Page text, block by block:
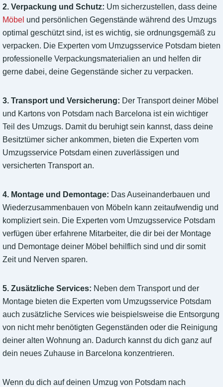
2. Verpackung und Schutz: Um sicherzustellen, dass deine
Möbel und persönlichen Gegenstände während des Umzugs
optimal geschützt sind, ist es wichtig, sie ordnungsgemäß zu
verpacken. Die Experten vom Umzugsservice Potsdam bieten
professionelle Verpackungsmaterialien an und helfen dir
gerne dabei, deine Gegenstände sicher zu verpacken.
3. Transport und Versicherung: Der Transport deiner Möbel
und Kartons von Potsdam nach Barcelona ist ein wichtiger
Teil des Umzugs. Damit du beruhigt sein kannst, dass deine
Besitztümer sicher ankommen, bieten die Experten vom
Umzugsservice Potsdam einen zuverlässigen und
versicherten Transport an.
4. Montage und Demontage: Das Auseinanderbauen und
Wiederzusammenbauen von Möbeln kann zeitaufwendig und
kompliziert sein. Die Experten vom Umzugsservice Potsdam
verfügen über erfahrene Mitarbeiter, die dir bei der Montage
und Demontage deiner Möbel behilflich sind und dir somit
Zeit und Nerven sparen.
5. Zusätzliche Services: Neben dem Transport und der
Montage bieten die Experten vom Umzugsservice Potsdam
auch zusätzliche Services wie beispielsweise die Entsorgung
von nicht mehr benötigten Gegenständen oder die Reinigung
deiner alten Wohnung an. Dadurch kannst du dich ganz auf
dein neues Zuhause in Barcelona konzentrieren.
Wenn du dich auf deinen Umzug von Potsdam nach